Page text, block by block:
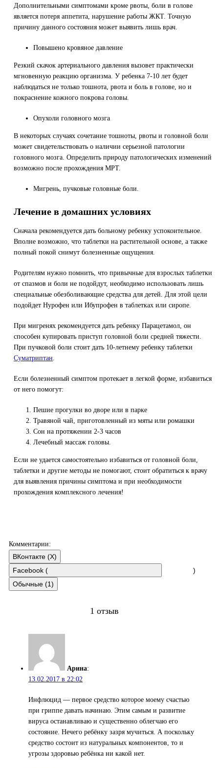
Дополнительными симптомами кроме рвоты, боли в голове
является потеря аппетита, нарушение работы ЖКТ. Точную
причину данного состояния может выявить лишь врач.
Повышено кровяное давление
Резкий скачок артериального давления вызовет практически
мгновенную реакцию организма. У ребенка 7-10 лет будет
наблюдаться не только тошнота, рвота и боль в голове, но и
покраснение кожного покрова головы.
Опухоли головного мозга
В некоторых случаях сочетание тошноты, рвоты и головной боли
может свидетельствовать о наличии серьезной патологии
головного мозга. Определить природу патологических изменений
возможно после прохождения МРТ.
Мигрень, пучковые головные боли.
Лечение в домашних условиях
Сначала рекомендуется дать больному ребенку успокоительное.
Вполне возможно, что таблетки на растительной основе, а также
полный покой снимут болезненные ощущения.
Родителям нужно помнить, что привычные для взрослых таблетки
от спазмов и боли не подойдут, необходимо использовать лишь
специальные обезболивающие средства для детей. Для этой цели
подойдет Нурофен или Ибупрофен в таблетках или сиропе.
При мигренях рекомендуется дать ребенку Парацетамол, он
способен купировать приступ головной боли средней тяжести.
При пучковой боли стоит дать 10-летнему ребенку таблетки
Суматриптан.
Если болезненный симптом протекает в легкой форме, избавиться
от него помогут:
Пешие прогулки во дворе или в парке
Травяной чай, приготовленный из мяты или ромашки
Сон на протяжении 2-3 часов
Лечебный массаж головы.
Если не удается самостоятельно избавиться от головной боли,
таблетки и другие методы не помогают, стоит обратиться к врачу
для выявления причины симптома и при необходимости
прохождения комплексного лечения!
Комментарии:
ВКонтакте (X)
Facebook (
)
Обычные (1)
1 отзыв
Арина:
13.02.2017 в 22:02
Инфлюцид — первое средство которое моему счастью
при гриппе давать начинаю. Этим самым и развитие
вируса останавливаю и существенно облегчаю его
состояние. Нечего ребёнку зазря мучиться. А поскольку
средство состоит из натуральных компонентов, то и
угрозы здоровью ребёнка ни какой нет.